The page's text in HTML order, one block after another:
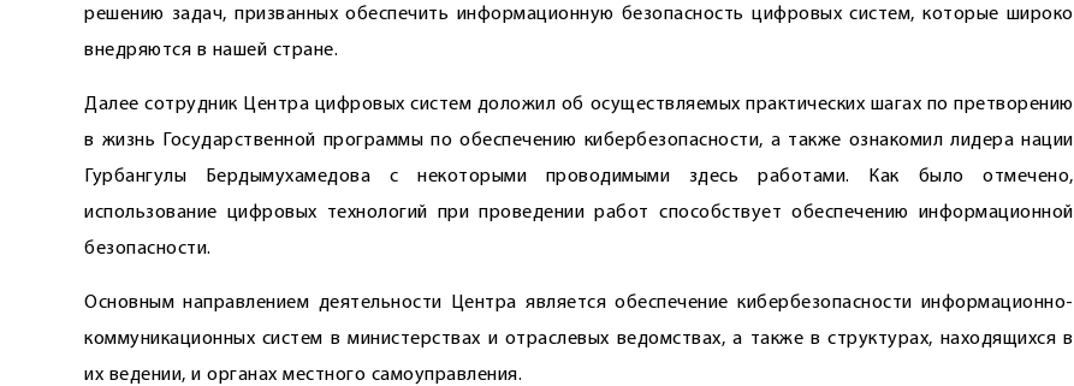
решению задач, призванных обеспечить информационную безопасность цифровых систем, которые широко
внедряются в нашей стране.
Далее сотрудник Центра цифровых систем доложил об осуществляемых практических шагах по претворению
в жизнь Государственной программы по обеспечению кибербезопасности, а также ознакомил лидера нации
Гурбангулы Бердымухамедова с некоторыми проводимыми здесь работами. Как было отмечено,
использование цифровых технологий при проведении работ способствует обеспечению информационной
безопасности.
Основным направлением деятельности Центра является обеспечение кибербезопасности информационно-
коммуникационных систем в министерствах и отраслевых ведомствах, а также в структурах, находящихся в
их ведении, и органах местного самоуправления.